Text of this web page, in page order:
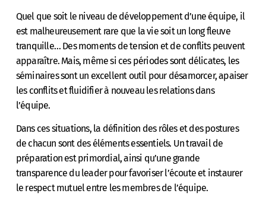
Quel que soit le niveau de développement d’une équipe, il
est malheureusement rare que la vie soit un long fleuve
tranquille… Des moments de tension et de conflits peuvent
apparaître. Mais, même si ces périodes sont délicates, les
séminaires sont un excellent outil pour désamorcer, apaiser
les conflits et fluidifier à nouveau les relations dans
l’équipe.
Dans ces situations, la définition des rôles et des postures
de chacun sont des éléments essentiels. Un travail de
préparation est primordial, ainsi qu’une grande
transparence du leader pour favoriser l’écoute et instaurer
le respect mutuel entre les membres de l’équipe.